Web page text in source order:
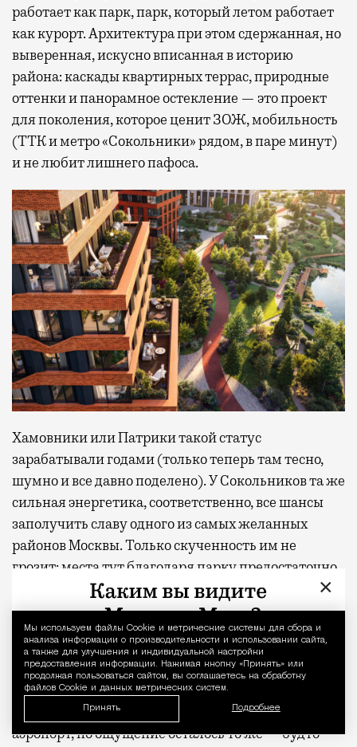
Уведомление
Мы используем файлы Сookie и метрические системы для сбора и
анализа информации о производительности и использовании сайта,
а также для улучшения и индивидуальной настройки
предоставления информации. Нажимая кнопку «Принять» или
продолжая пользоваться сайтом, вы соглашаетесь на обработку
файлов Cookie и данных метрических систем.
Принять Подробнее
работает как парк, парк, который летом работает
как курорт. Архитектура при этом сдержанная, но
выверенная, искусно вписанная в историю
района: каскады квартирных террас, природные
оттенки и панорамное остекление — это проект
для поколения, которое ценит ЗОЖ, мобильность
(ТТК и метро «Сокольники» рядом, в паре минут)
и не любит лишнего пафоса.
Хамовники или Патрики такой статус
зарабатывали годами (только теперь там тесно,
шумно и все давно поделено). У Сокольников та же
сильная энергетика, соответственно, все шансы
заполучить славу одного из самых желанных
районов Москвы. Только скученность им не
грозит: места тут благодаря парку предостаточно.
Получилось ли у меня на день выключить голову и
поверить, что я не в Москве? Почти. В моменте,
когда лежишь в шезлонге с закрытыми глазами, а
сосны шумят где-то наверху, разница между
отпуском и обычным вторником действительно
стирается. Домой я вернулась пешком, а не через
аэропорт, но ощущение осталось то же — будто
×